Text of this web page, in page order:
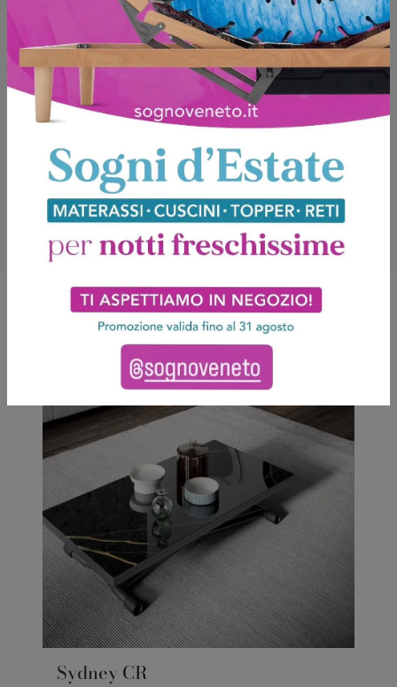
Potrebbero piacerti anche
Sydney CR